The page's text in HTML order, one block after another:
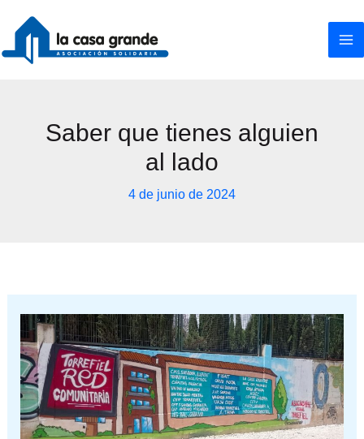
contenido
Saber que tienes alguien
al lado
4 de junio de 2024